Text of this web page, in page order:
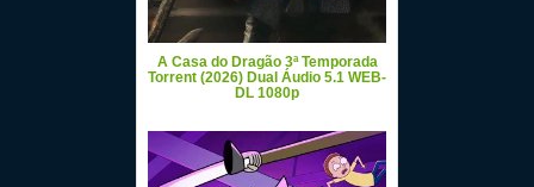
A Casa do Dragão 3ª Temporada
Torrent (2026) Dual Áudio 5.1 WEB-
DL 1080p